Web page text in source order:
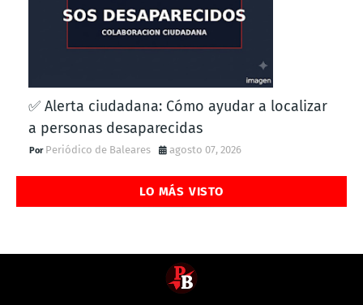
✅ Alerta ciudadana: Cómo ayudar a localizar
a personas desaparecidas
Periódico de Baleares agosto 07, 2026
LO MÁS VISTO